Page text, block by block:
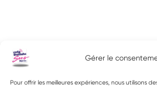
Gérer le
Pour offrir les meilleures expériences, nous utilisons